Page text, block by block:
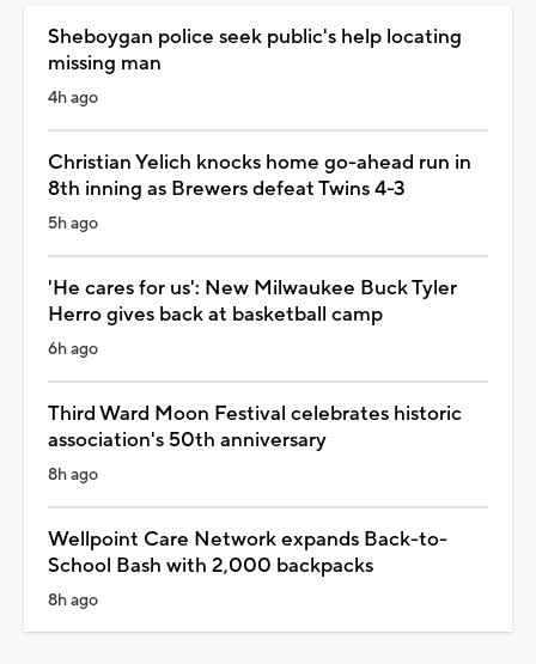
Sheboygan police seek public's help locating
missing man
4h ago
Christian Yelich knocks home go-ahead run in
8th inning as Brewers defeat Twins 4-3
5h ago
'He cares for us': New Milwaukee Buck Tyler
Herro gives back at basketball camp
6h ago
Third Ward Moon Festival celebrates historic
association's 50th anniversary
8h ago
Wellpoint Care Network expands Back-to-
School Bash with 2,000 backpacks
8h ago